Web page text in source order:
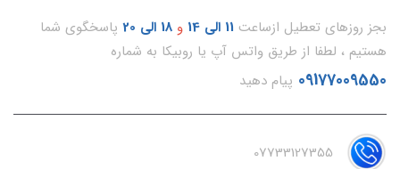
بجز روزهای تعطیل ازساعت 11 الی 14 و 18 الی 20
پاسخگوی شما
هستیم ، لطفا از طریق واتس آپ یا روبیکا به شماره
09177009550 پیام دهید
07733127355